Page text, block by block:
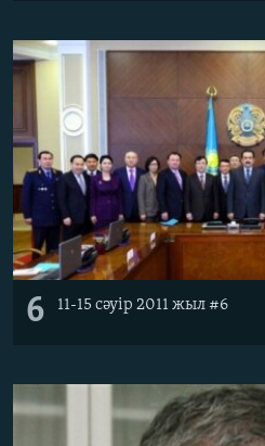
6 11-15 сәуір 2011 жыл #6